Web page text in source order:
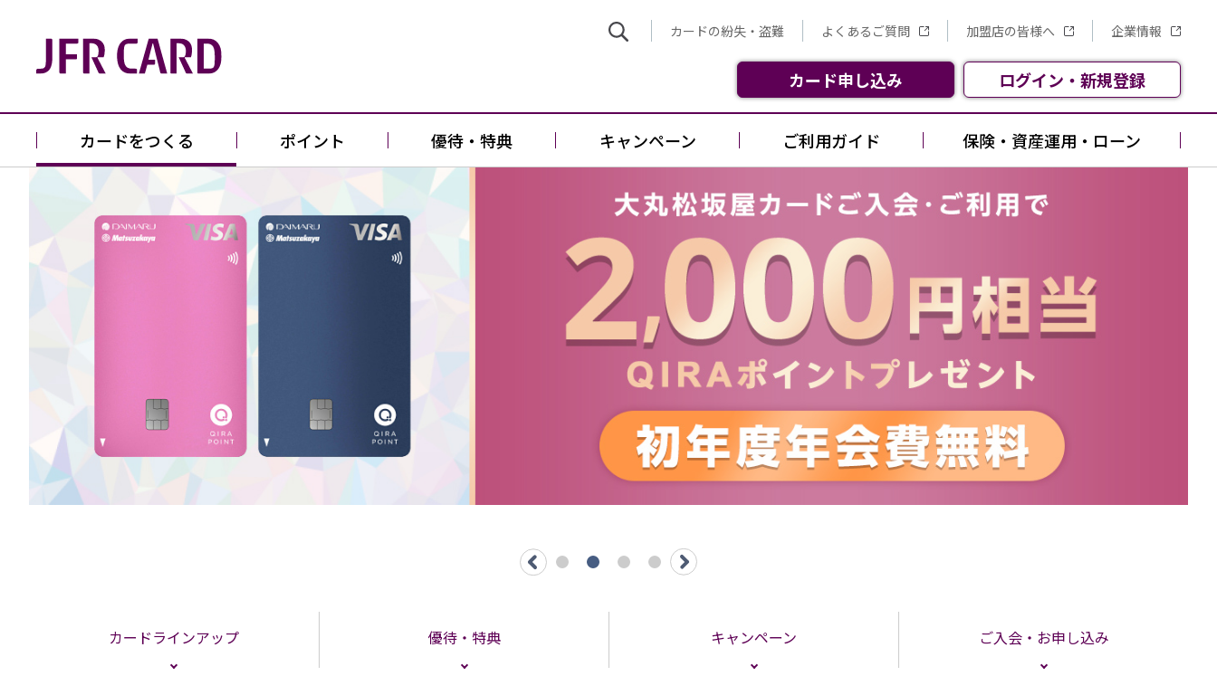
カードの紛失・盗難 よくあるご質問 加盟店の皆様へ 企業情報
カード申し込み ログイン ・ 新規登録
カードをつくる ポイント 優待・特典 キャンペーン ご利用ガイド 保険・資産運用・ローン
カードラインアップ 優待・特典 キャンペーン ご入会・お申し込み